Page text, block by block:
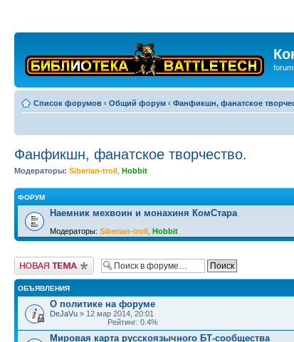
Список форумов ‹ Общий форум ‹ Фанфикшн, фанатское
Фанфикшн, фанатское творчество.
Модераторы: Siberian-troll Hobbit
ФОРУМ
Наемник мехвоин и монахиня КомСтара
Модераторы: Siberian-troll Hobbit
Новая тема
ОБЪЯВЛЕНИЯ
О политике на форуме
DeJaVu » 12 мар 2014, 20:01
Рейтинг: 0.4%
Мировая карта русскоязычного БТ-сообщества